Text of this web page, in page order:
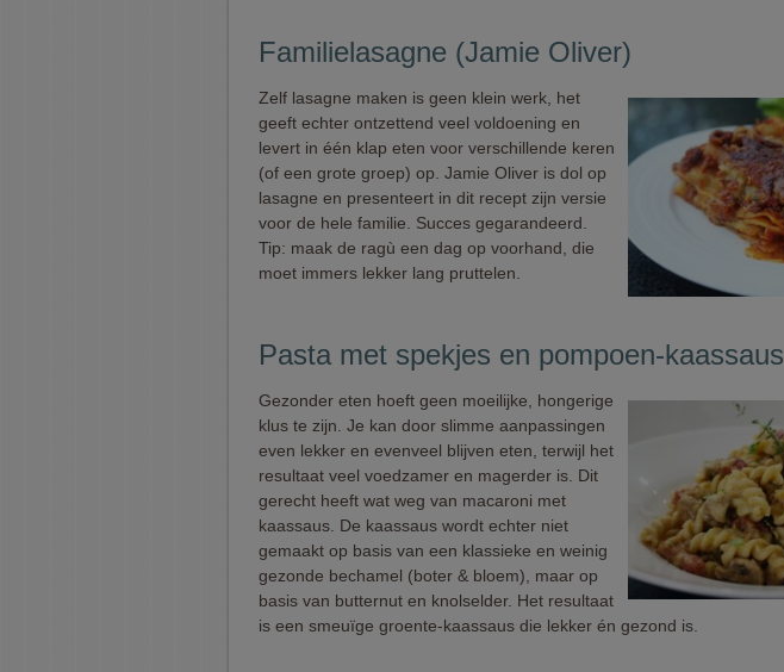
Familielasagne (Jamie Oliver)
Zelf lasagne maken is geen klein werk, het
geeft echter ontzettend veel voldoening en
levert in één klap eten voor verschillende keren
(of een grote groep) op. Jamie Oliver is dol op
lasagne en presenteert in dit recept zijn versie
voor de hele familie. Succes gegarandeerd.
Tip: maak de ragù een dag op voorhand, die
moet immers lekker lang pruttelen.
Pasta met spekjes en pompoen-kaassaus
Gezonder eten hoeft geen moeilijke, hongerige
klus te zijn. Je kan door slimme aanpassingen
even lekker en evenveel blijven eten, terwijl het
resultaat veel voedzamer en magerder is. Dit
gerecht heeft wat weg van macaroni met
kaassaus. De kaassaus wordt echter niet
gemaakt op basis van een klassieke en weinig
gezonde bechamel (boter & bloem), maar op
basis van butternut en knolselder. Het resultaat
is een smeuïge groente-kaassaus die lekker én gezond is.